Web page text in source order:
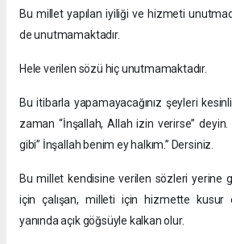
Bu millet yapılan iyiliği ve hizmeti
de unutmamaktadır.
Hele verilen sözü hiç unutmamaktadır.
Bu itibarla yapamayacağınız şeyleri
zaman “İnşallah, Allah izin verirse”
gibi” İnşallah benim ey halkım.” Dersiniz.
Bu millet kendisine verilen sözleri yerine
için çalışan, milleti için hizmette kusur
yanında açık göğsüyle kalkan olur.